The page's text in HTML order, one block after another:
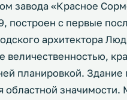
завода «Красное
построен с первые
архитектора
величественностью,
планировкой. Здание
областной